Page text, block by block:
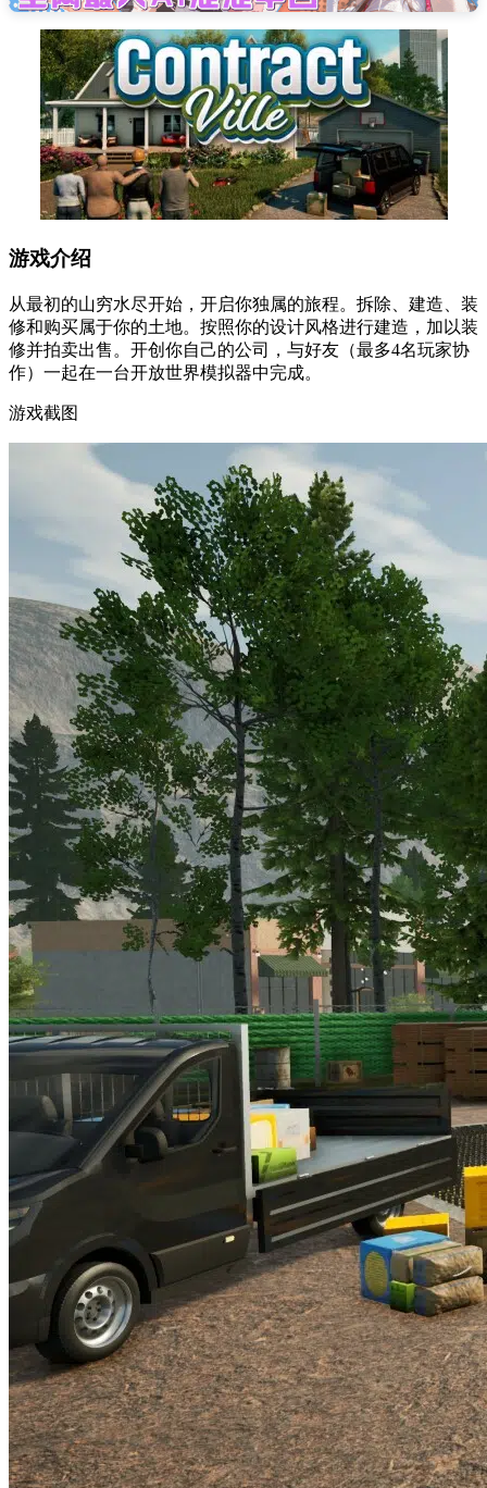
游戏介绍
从最初的山穷水尽开始，开启你独属的旅程。拆除、建造、装
修和购买属于你的土地。按照你的设计风格进行建造，加以装
修并拍卖出售。开创你自己的公司，与好友（最多4名玩家协
作）一起在一台开放世界模拟器中完成。
游戏截图